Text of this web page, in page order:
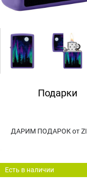
Подарки
ДАРИМ ПОДАРОК от
Есть в наличии